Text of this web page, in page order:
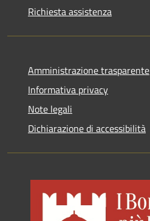
Richiesta assistenza
Amministrazione trasparente
Informativa privacy
Note legali
Dichiarazione di accessibilità